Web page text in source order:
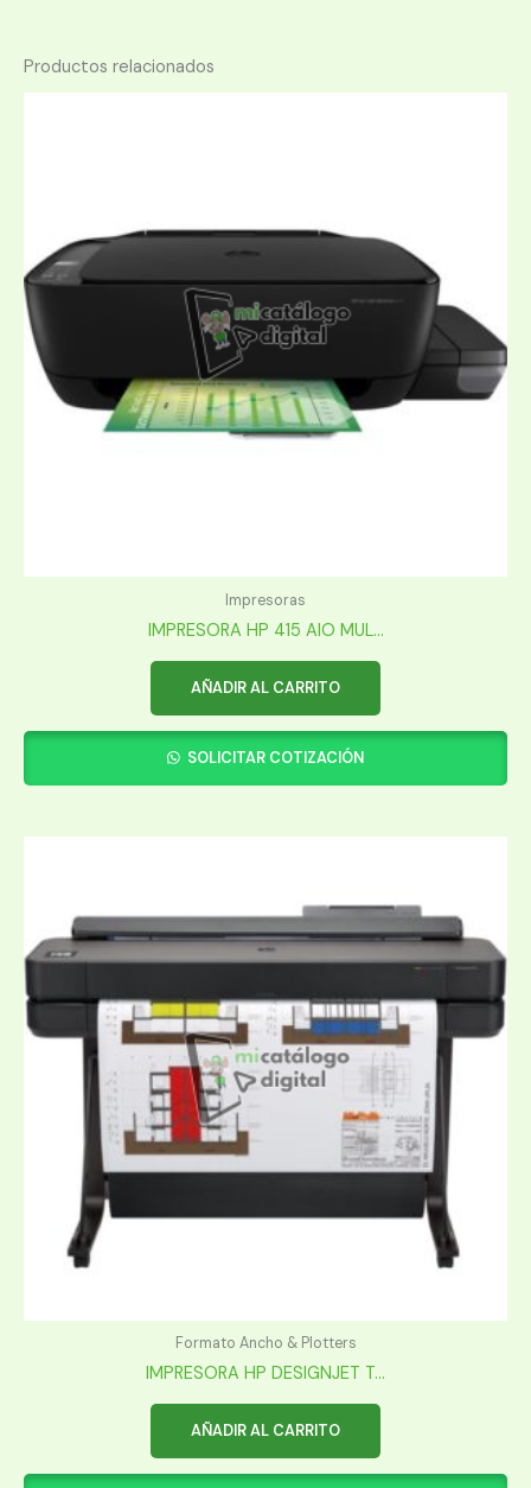
Productos relacionados
Impresoras
IMPRESORA HP 415 AIO MUL...
AÑADIR AL CARRITO
SOLICITAR COTIZACIÓN
Formato Ancho & Plotters
IMPRESORA HP DESIGNJET T...
AÑADIR AL CARRITO